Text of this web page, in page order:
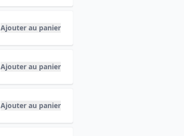
Ajouter au panier
Ajouter au panier
Ajouter au panier